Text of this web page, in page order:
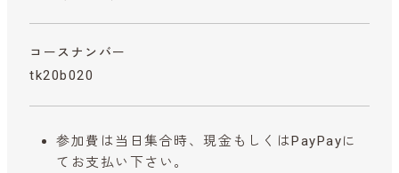
コースナンバー
tk20b020
参加費は当日集合時、現金もしくはPayPayに
てお支払い下さい。